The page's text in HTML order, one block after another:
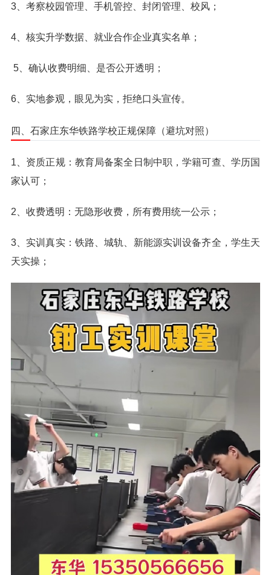
3、考察校园管理、手机管控、封闭管理、校风；
4、核实升学数据、就业合作企业真实名单；
5、确认收费明细、是否公开透明；
6、实地参观，眼见为实，拒绝口头宣传。
四、石家庄东华铁路学校正规保障（避坑对照）
1、资质正规：教育局备案全日制中职，学籍可查、学历国
家认可；
2、收费透明：无隐形收费，所有费用统一公示；
3、实训真实：铁路、城轨、新能源实训设备齐全，学生天
天实操；